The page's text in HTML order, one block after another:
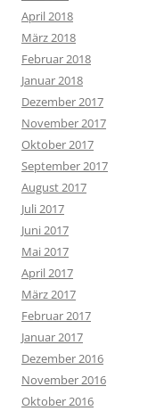
April 2018
März 2018
Februar 2018
Januar 2018
Dezember 2017
November 2017
Oktober 2017
September 2017
August 2017
Juli 2017
Juni 2017
Mai 2017
April 2017
März 2017
Februar 2017
Januar 2017
Dezember 2016
November 2016
Oktober 2016